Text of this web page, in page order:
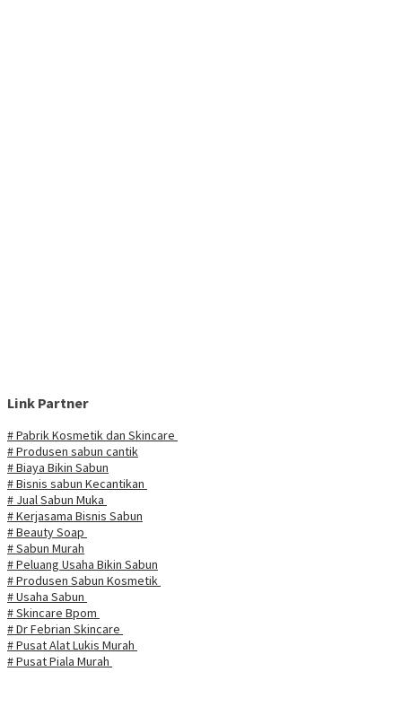
Link Partner
# Pabrik Kosmetik dan Skincare
# Produsen sabun cantik
# Biaya Bikin Sabun
# Bisnis sabun Kecantikan
# Jual Sabun Muka
# Kerjasama Bisnis Sabun
# Beauty Soap
# Sabun Murah
# Peluang Usaha Bikin Sabun
# Produsen Sabun Kosmetik
# Usaha Sabun
# Skincare Bpom
# Dr Febrian Skincare
# Pusat Alat Lukis Murah
# Pusat Piala Murah